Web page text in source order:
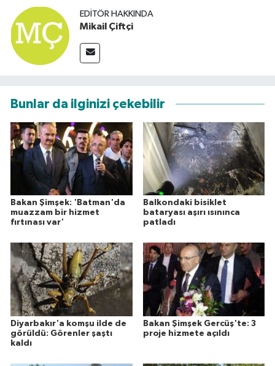
EDITÖR HAKKINDA
Mikail Çiftçi
Bunlar da ilginizi çekebilir
Bakan Şimşek: 'Batman'da
muazzam bir hizmet
fırtınası var'
Balkondaki bisiklet
bataryası aşırı ısınınca
patladı
Diyarbakır'a komşu ilde de
görüldü: Görenler şaştı
kaldı
Bakan Şimşek Gercüş'te: 3
proje hizmete açıldı